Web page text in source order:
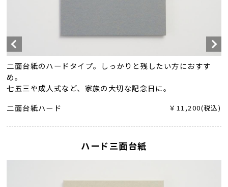
二面台紙のハードタイプ。しっかりと残したい方におすす
め。
七五三や成人式など、家族の大切な記念日に。
二面台紙ハード ￥11,200(税込)
ハード三面台紙